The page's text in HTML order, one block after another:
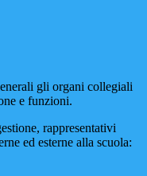
gli organi collegiali
e funzioni.
rappresentativi
ed esterne alla scuola: